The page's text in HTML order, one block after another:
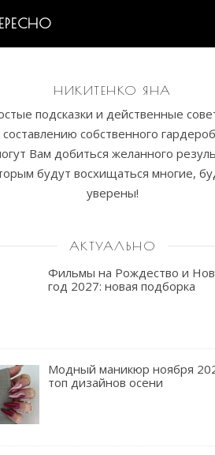
НИКИТЕНКО ЯНА
подсказки и действенные
составлению собственного
Вам добиться желанного
будут восхищаться многие,
уверены!
АКТУАЛЬНО
Фильмы на Рождество и
год 2027: новая подборка
Модный маникюр ноября
топ дизайнов осени